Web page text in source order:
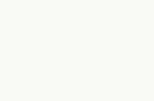
de grandeur en de rijkdom van het